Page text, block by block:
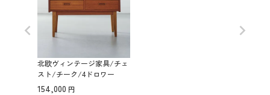
北欧ヴィンテージ家具/チェ
スト/チーク/4ドロワー
154,000